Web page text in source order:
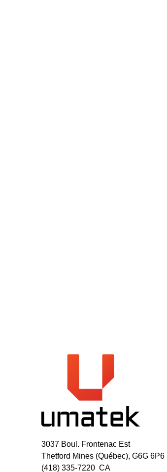
3037 Boul. Frontenac Est
Thetford Mines (Québec), G6G 6P6
(418) 335-7220 CA